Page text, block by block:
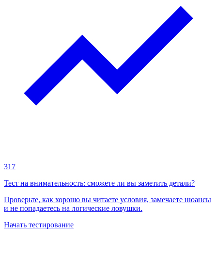
317
Тест на внимательность: сможете ли вы заметить детали?
Проверьте, как хорошо вы читаете условия, замечаете нюансы
и не попадаетесь на логические ловушки.
Начать тестирование